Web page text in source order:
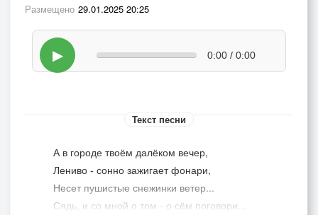
Размещено 29.01.2025 20:25
▶ 0:00 / 0:00
Текст песни
А в городе твоём далёком вечер,
Лениво - сонно зажигает фонари,
Несет пушистые снежинки ветер...
Сядь, и со мной о том - о сём поговори...